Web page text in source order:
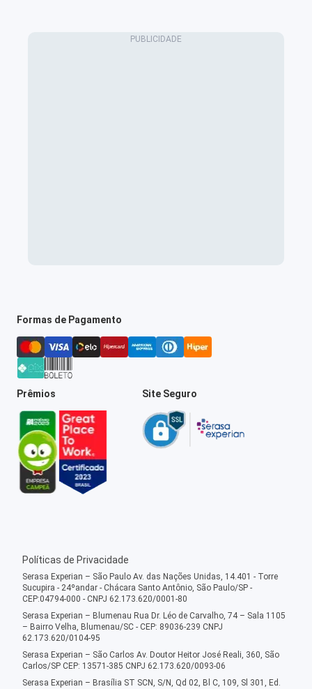
Formas de Pagamento
Prêmios Site Seguro
Políticas de Privacidade
Serasa Experian – São Paulo Av. das Nações Unidas, 14.401 - Torre
Sucupira - 24ºandar - Chácara Santo Antônio, São Paulo/SP -
CEP:04794-000 - CNPJ 62.173.620/0001-80
Serasa Experian – Blumenau Rua Dr. Léo de Carvalho, 74 – Sala 1105
– Bairro Velha, Blumenau/SC - CEP: 89036-239 CNPJ
62.173.620/0104-95
Serasa Experian – São Carlos Av. Doutor Heitor José Reali, 360, São
Carlos/SP CEP: 13571-385 CNPJ 62.173.620/0093-06
Serasa Experian – Brasília ST SCN, S/N, Qd 02, Bl C, 109, Sl 301, Ed.